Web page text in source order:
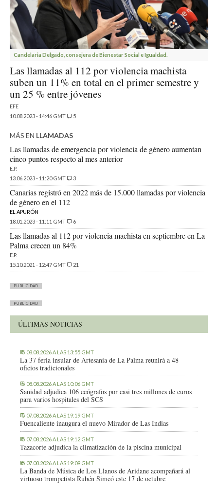
Candelaria Delgado, consejera de Bienestar Social e Igualdad.
Las llamadas al 112 por violencia machista
suben un 11% en total en el primer semestre y
un 25 % entre jóvenes
EFE
10.08.2023 - 14:46 GMT
5
MÁS EN LLAMADAS
Las llamadas de emergencia por violencia de género aumentan
cinco puntos respecto al mes anterior
E.P.
13.06.2023 - 11:20 GMT
3
Canarias registró en 2022 más de 15.000 llamadas por violencia
de género en el 112
EL APURÓN
18.01.2023 - 11:11 GMT
6
Las llamadas al 112 por violencia machista en septiembre en La
Palma crecen un 84%
E.P.
15.10.2021 - 12:47 GMT
21
PUBLICIDAD
PUBLICIDAD
ÚLTIMAS NOTICIAS
08.08.2026 A LAS 13:55 GMT
La 37 feria insular de Artesanía de La Palma reunirá a 48
oficios tradicionales
08.08.2026 A LAS 10:06 GMT
Sanidad adjudica 106 ecógrafos por casi tres millones de euros
para varios hospitales del SCS
07.08.2026 A LAS 19:19 GMT
Fuencaliente inaugura el nuevo Mirador de Las Indias
07.08.2026 A LAS 19:12 GMT
Tazacorte adjudica la climatización de la piscina municipal
07.08.2026 A LAS 19:09 GMT
La Banda de Música de Los Llanos de Aridane acompañará al
virtuoso trompetista Rubén Simeó este 17 de octubre